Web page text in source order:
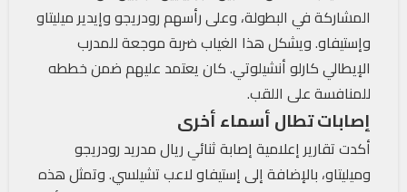
المشاركة في البطولة، وعلى رأسهم رودريجو وإيدير ميليتاو
وإستيفاو. ويشكل هذا الغياب ضربة موجعة للمدرب
الإيطالي كارلو أنشيلوتي. كان يعتمد عليهم ضمن خططه
للمنافسة على اللقب.
إصابات تطال أسماء أخرى
أكدت تقارير إعلامية إصابة ثنائي ريال مدريد رودريجو
وميليتاو، بالإضافة إلى إستيفاو لاعب تشيلسي. وتمثل هذه